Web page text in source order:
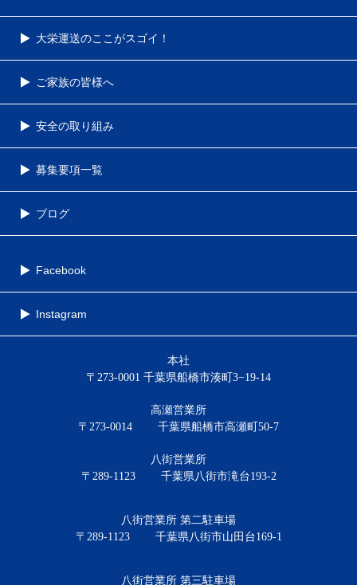
大栄運送のここがスゴイ！
ご家族の皆様へ
安全の取り組み
募集要項一覧
ブログ
Facebook
Instagram
本社
〒273-0001 千葉県船橋市湊町3−19-14
高瀬営業所
〒273-0014
千葉県船橋市高瀬町50-7
八街営業所
〒289-1123
千葉県八街市滝台193-2
八街営業所 第二駐車場
〒289-1123
千葉県八街市山田台169-1
八街営業所 第三駐車場